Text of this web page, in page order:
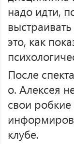
надо идти,
это, как
После
о. Алексея
свои
клубе.